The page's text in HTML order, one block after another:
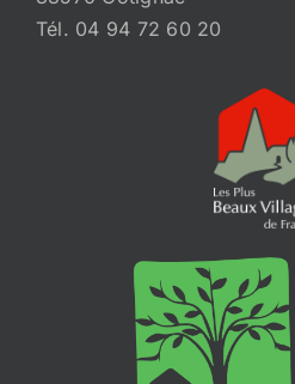
Tél. 04 94 72 60 20